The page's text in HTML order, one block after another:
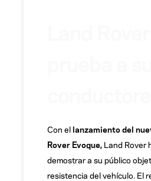
Con el lanzamiento del
Rover Evoque, Land Rover
demostrar a su público
resistencia del vehículo. El